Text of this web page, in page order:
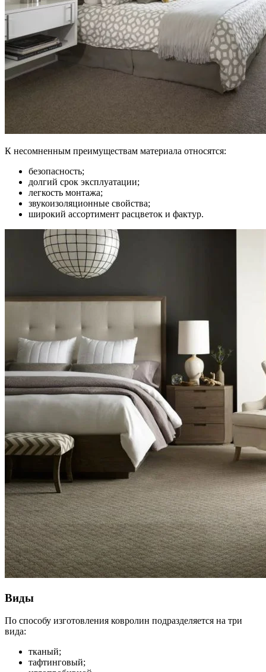
К несомненным преимуществам материала относятся:
безопасность;
долгий срок эксплуатации;
легкость монтажа;
звукоизоляционные свойства;
широкий ассортимент расцветок и фактур.
Виды
По способу изготовления ковролин подразделяется на три
вида:
тканый;
тафтинговый;